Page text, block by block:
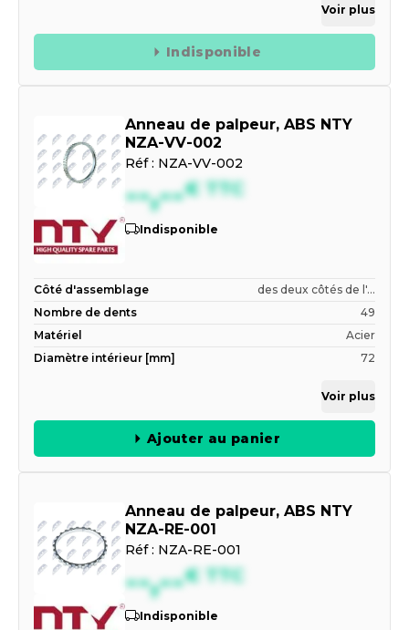
Voir plus
Indisponible
Anneau de palpeur, ABS NTY
NZA-VV-002
Réf : NZA-VV-002
--,--€ TTC
Indisponible
Côté d'assemblage
des deux côtés de l'...
Nombre de dents
49
Matériel
Acier
Diamètre intérieur [mm]
72
Voir plus
Ajouter au panier
Anneau de palpeur, ABS NTY
NZA-RE-001
Réf : NZA-RE-001
--,--€ TTC
Indisponible